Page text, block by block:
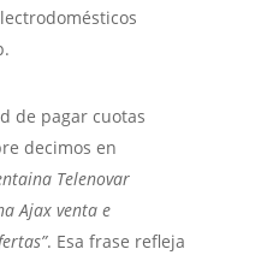
de pagar cuotas
decimos en
Telenovar
Ajax venta e
. Esa frase refleja